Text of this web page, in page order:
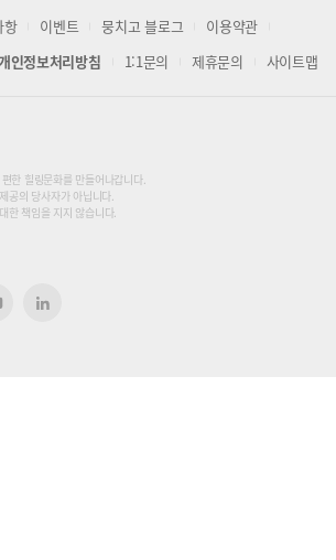
항 이벤트 뭉치고 블로그
이용약관
인정보처리방침 1:1문의 제휴문의 사이트맵
한 힐링문화를 만들어나갑니다.
공의 당사자가 아닙니다.
한 책임을 지지 않습니다.